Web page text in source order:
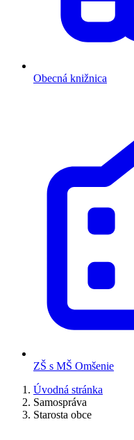
Obecná knižnica
ZŠ s MŠ Omšenie
Úvodná stránka
Samospráva
Starosta obce